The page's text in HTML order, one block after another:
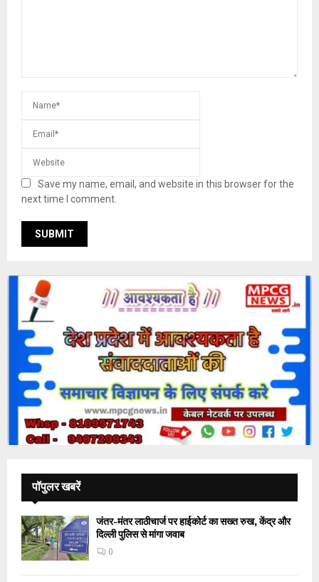
Save my name, email, and website in this browser for the
next time I comment.
पॉपुलर खबरें
जंतर-मंतर लाठीचार्ज पर हाईकोर्ट का सख्त रुख, केंद्र और
दिल्ली पुलिस से मांगा जवाब
0